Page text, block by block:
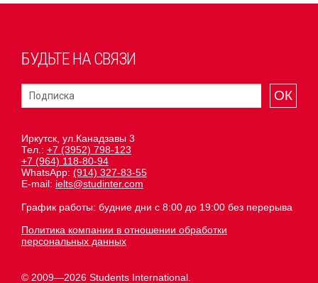
БУДЬТЕ НА СВЯЗИ
ОК
Иркутск, ул.Канадзавы 3
Тел.: +7 (3952) 798-123
+7 (964) 118-80-94
WhatsApp: (914) 327-83-55
E-mail: ielts@studinter.com
График работы: будние дни с 8:00 до 19:00 без перерыва
Политика компании в отношении обработки
персональных данных
© 2009—2026 Students International.